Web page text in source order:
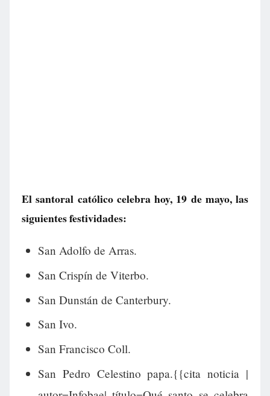
El santoral católico celebra hoy, 19 de mayo, las
siguientes festividades:
San Adolfo de Arras.
San Crispín de Viterbo.
San Dunstán de Canterbury.
San Ivo.
San Francisco Coll.
San Pedro Celestino papa.{{cita noticia |